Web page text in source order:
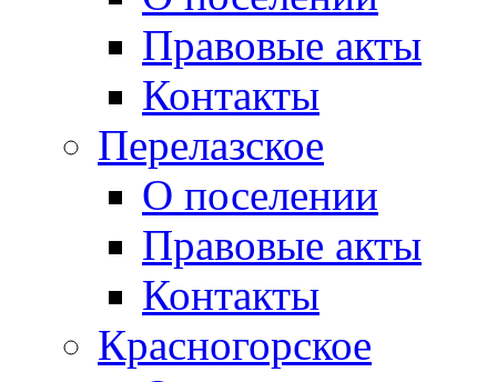
Правовые акты
Контакты
Перелазское
О поселении
Правовые акты
Контакты
Красногорское